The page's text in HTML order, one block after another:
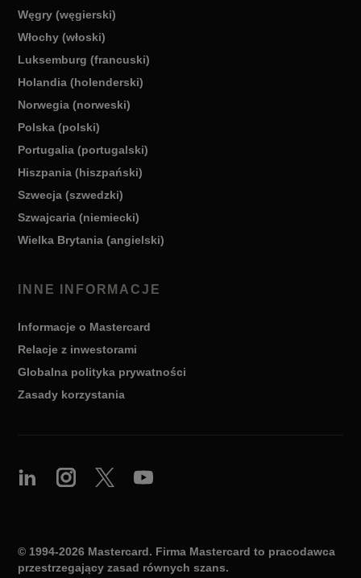
Węgry (węgierski)
Włochy (włoski)
Luksemburg (francuski)
Holandia (holenderski)
Norwegia (norweski)
Polska (polski)
Portugalia (portugalski)
Hiszpania (hiszpański)
Szwecja (szwedzki)
Szwajcaria (niemiecki)
Wielka Brytania (angielski)
INNE INFORMACJE
Informacje o Mastercard
Relacje z inwestorami
Globalna polityka prywatności
Zasady korzystania
© 1994-2026 Mastercard. Firma Mastercard to pracodawca
przestrzegający zasad równych szans.